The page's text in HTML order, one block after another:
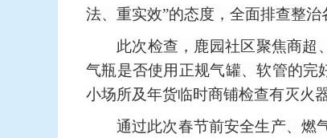
法、重实效”的态度，全面排查整治
此次检查，鹿园社区聚焦商超
气瓶是否使用正规气罐、软管的完
小场所及年货临时商铺检查有灭火
通过此次春节前安全生产、燃